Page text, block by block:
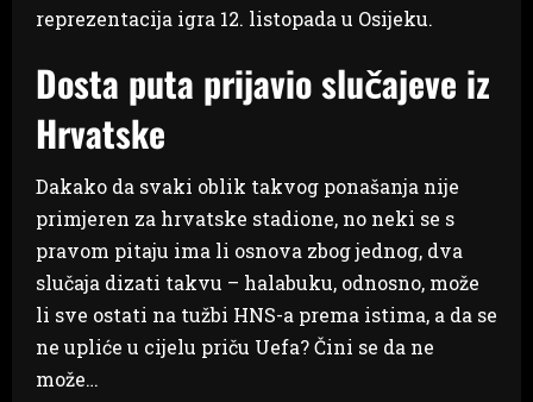
reprezentacija igra 12. listopada u Osijeku.
Dosta puta prijavio slučajeve iz
Hrvatske
Dakako da svaki oblik takvog ponašanja nije
primjeren za hrvatske stadione, no neki se s
pravom pitaju ima li osnova zbog jednog, dva
slučaja dizati takvu – halabuku, odnosno, može
li sve ostati na tužbi HNS-a prema istima, a da se
ne upliće u cijelu priču Uefa? Čini se da ne
može…